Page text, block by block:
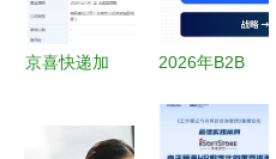
京喜快递加
2026年B2B
服务商深度